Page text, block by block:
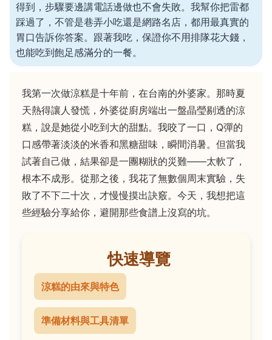
得到，步驟要邊講電話邊做也不會失敗。我幫你把雷都
踩過了，不管是巷弄小吃還是網路名店，都用最真實的
胃口告訴你答案。跟著我吃，保證你不用排隊花大錢，
也能吃到飽足感滿分的一餐。
我第一次做涼糕是十年前，在台南的外婆家。那時夏
天熱得讓人發慌，外婆從廚房端出一盤晶瑩剔透的涼
糕，說是她從小吃到大的甜點。我咬了一口，Q彈的
口感帶著淡淡的米香和黑糖甜味，瞬間消暑。但當我
試著自己做，結果卻是一團糊狀的災難——太軟了，
根本不成形。從那之後，我花了無數個周末實驗，失
敗了不下二十次，才慢慢摸出訣竅。今天，我想把這
些經驗分享給你，避開那些食譜上沒寫的坑。
快速導覽
涼糕的由來與特色
準備材料與工具清單